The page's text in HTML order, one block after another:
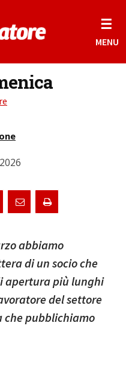
☰
MENU
abbiamo
di un socio che
apertura più lunghi
del settore
che pubblichiamo